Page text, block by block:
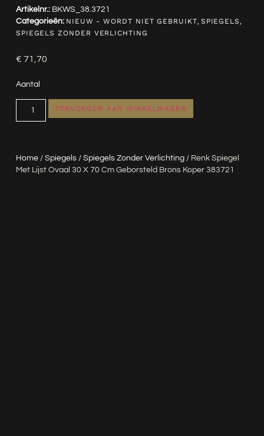
Home/ Spiegels/ Spiegels Zonder Verlichting/ Renk Spiegel
Met Lijst Ovaal 30 X 70 Cm Geborsteld Brons Koper 383721
Artikelnr.: BKWS_38.3721
Categorieën: NIEUW - WORDT NIET GEBRUIKT, SPIEGELS,
SPIEGELS ZONDER VERLICHTING
€ 71,70
Aantal
TOEVOEGEN AAN WINKELWAGEN